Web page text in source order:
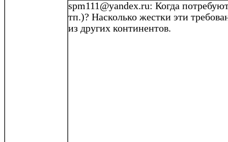
spm111@yandex.ru: Когда
тп.)? Насколько жестки эти
из других континентов.